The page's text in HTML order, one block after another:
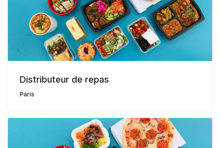
Distributeur de repas
Paris